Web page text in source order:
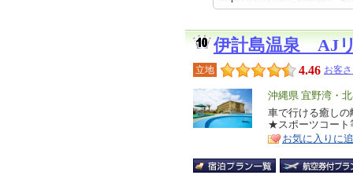
伊計島温泉 AJ
立地 4.46 お客
エ
リ
ア
沖縄県 宜野湾・
特
徴
車で行ける癒し
★スポーツコート
お気に入りに